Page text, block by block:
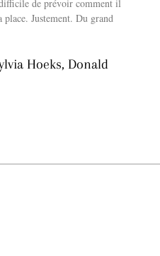
de prévoir comment il
Justement. Du grand
Hoeks, Donald